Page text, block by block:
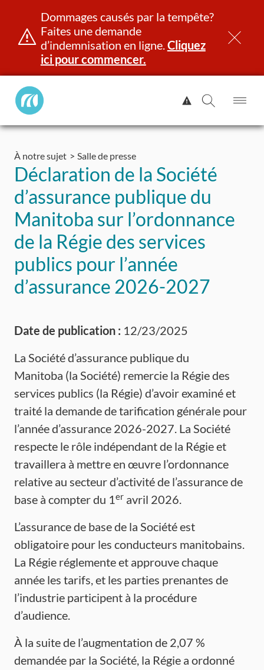
Aller
contenu
Dommages causés par la tempête?
Faites une demande
d’indemnisation en ligne.Cliquez
ici pour commencer.
Manitoba
Public
Afficher
l'alerte.
la
le
Immatriculation
À notre sujet Salle de presse
Déclaration de la Société
d’assurance publique du
Manitoba sur l’ordonnance
de la Régie des services
publics pour l’année
d’assurance 2026-2027
Date de publication : 12/23/2025
La Société d’assurance publique du
Manitoba (la Société) remercie la Régie des
services publics (la Régie) d’avoir examiné et
traité la demande de tarification générale pour
l’année d’assurance 2026-2027. La Société
respecte le rôle indépendant de la Régie et
travaillera à mettre en œuvre l’ordonnance
relative au secteur d’activité de l’assurance de
base à compter du 1er avril 2026.
L’assurance de base de la Société est
obligatoire pour les conducteurs manitobains.
La Régie réglemente et approuve chaque
année les tarifs, et les parties prenantes de
l’industrie participent à la procédure
d’audience.
À la suite de l’augmentation de 2,07 %
demandée par la Société, la Régie a ordonné